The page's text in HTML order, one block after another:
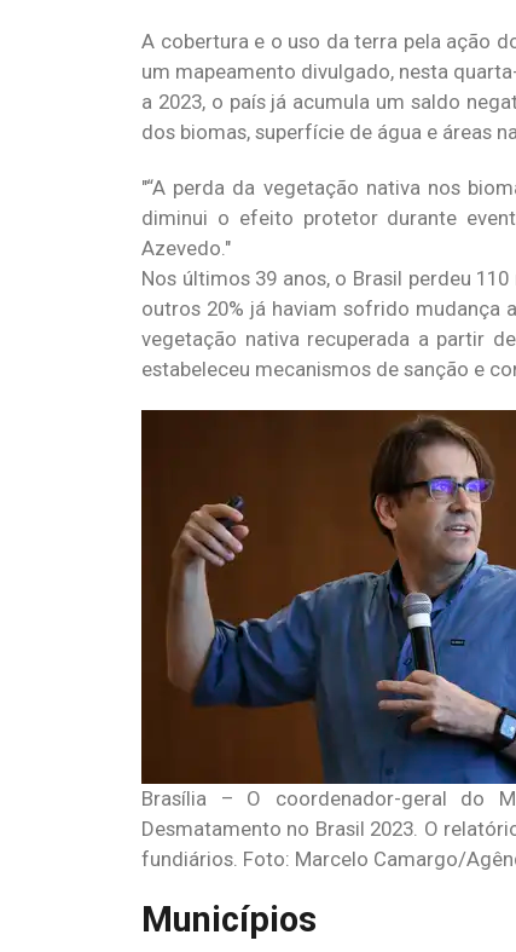
A cobertura e o uso da terra pela ação
um mapeamento divulgado, nesta
a 2023, o país já acumula um saldo
dos biomas, superfície de água e áreas
“A perda da vegetação nativa nos
diminui o efeito protetor durante
Azevedo.
Nos últimos 39 anos, o Brasil perdeu
outros 20% já haviam sofrido mudança
vegetação nativa recuperada a partir
estabeleceu mecanismos de sanção e
Brasília – O coordenador-geral do
Desmatamento no Brasil 2023. O
fundiários. Foto: Marcelo Camargo/
Municípios